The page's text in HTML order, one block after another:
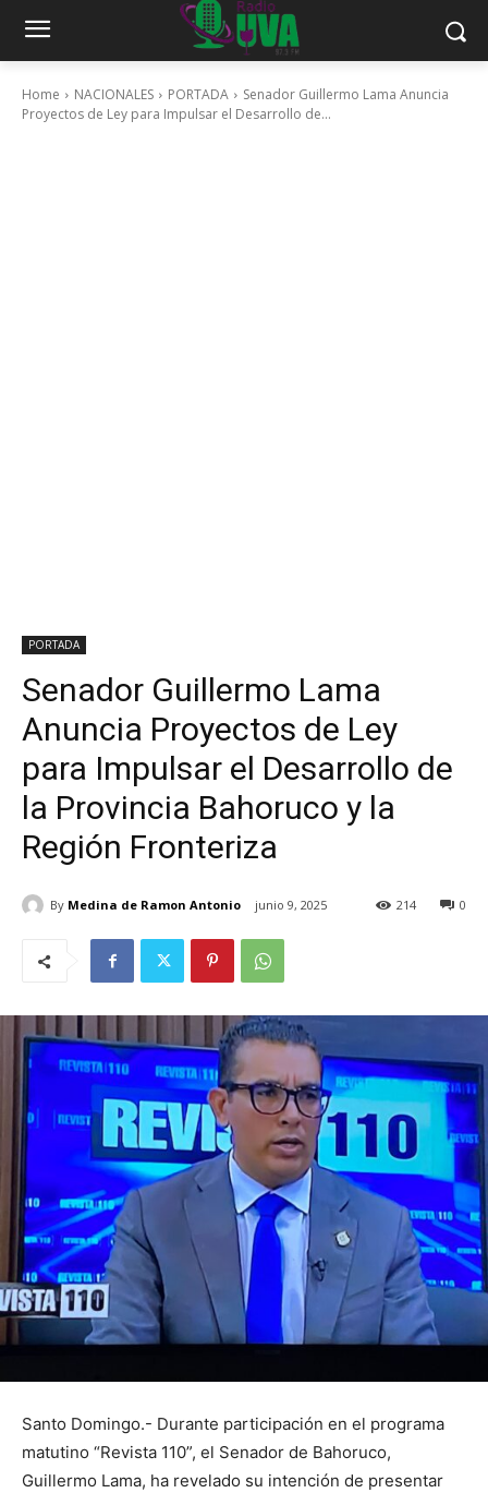
Home NACIONALES PORTADA
Senador Guillermo Lama Anuncia
Proyectos de Ley para Impulsar el Desarrollo de...
PORTADA
Senador Guillermo Lama
Anuncia Proyectos de Ley
para Impulsar el Desarrollo de
la Provincia Bahoruco y la
Región Fronteriza
By Medina de Ramon Antonio junio 9, 2025 0
214
Santo Domingo.- Durante participación en el programa
matutino “Revista 110”, el Senador de Bahoruco,
Guillermo Lama, ha revelado su intención de presentar